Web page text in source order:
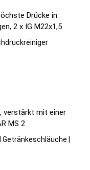
Drücke in
2 x IG M22x1,5
verstärkt mit einer
MS 2
|